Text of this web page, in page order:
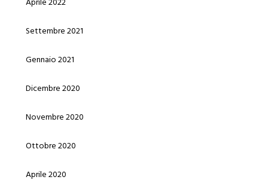
Settembre 2021
Gennaio 2021
Dicembre 2020
Novembre 2020
Ottobre 2020
Aprile 2020